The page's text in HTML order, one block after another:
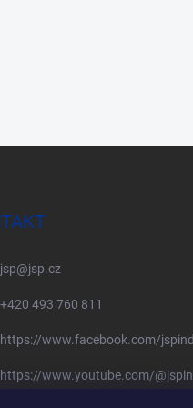
jsp@jsp.cz
+420 493 760 811
https://www.facebook.com/
https://www.youtube.com/